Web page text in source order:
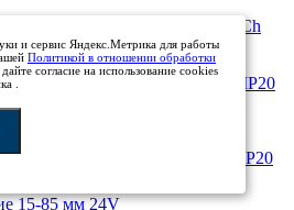
12-14мм B60-One 19.2 W/m 4Ch
12мм B60-One 19.2 W/m 4Ch IP20
12 мм 15 W/m 4Ch стабилиз. IP20
15-85 мм 24V
и сервис Яндекс.Метрика для работы
Политикой в отношении обработки
согласие на использование cookies
.